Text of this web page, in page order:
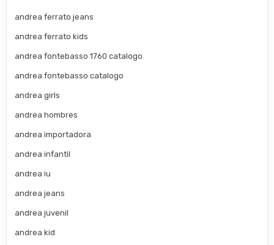
andrea ferrato jeans
andrea ferrato kids
andrea fontebasso 1760 catalogo
andrea fontebasso catalogo
andrea girls
andrea hombres
andrea importadora
andrea infantil
andrea iu
andrea jeans
andrea juvenil
andrea kid